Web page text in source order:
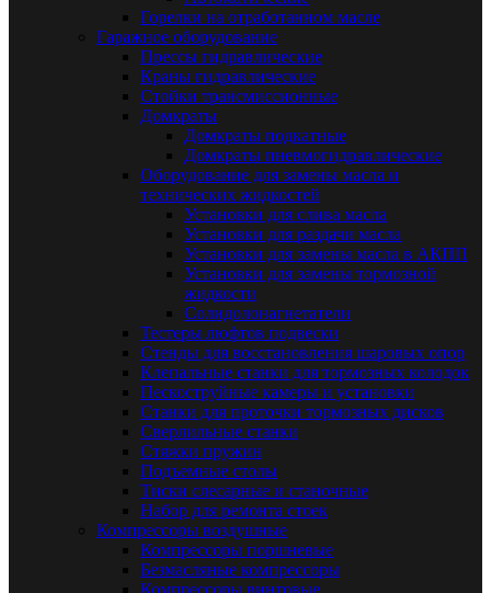
Горелки на отработанном масле
Гаражное оборудование
Прессы гидравлические
Краны гидравлические
Стойки трансмиссионные
Домкраты
Домкраты подкатные
Домкраты пневмогидравлические
Оборудование для замены масла и
технических жидкостей
Установки для слива масла
Установки для раздачи масла
Установки для замены масла в АКПП
Установки для замены тормозной
жидкости
Солидолонагнетатели
Тестеры люфтов подвески
Стенды для восстановления шаровых опор
Клепальные станки для тормозных колодок
Пескоструйные камеры и установки
Станки для проточки тормозных дисков
Сверлильные станки
Стяжки пружин
Подъемные столы
Тиски слесарные и станочные
Набор для ремонта стоек
Компрессоры воздушные
Компрессоры поршневые
Безмасляные компрессоры
Компрессоры винтовые